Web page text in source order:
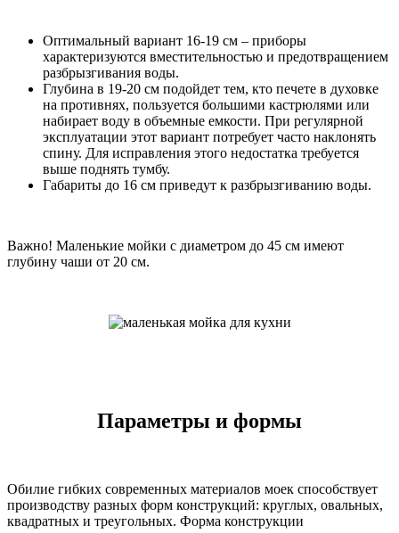
Оптимальный вариант 16-19 см – приборы
характеризуются вместительностью и предотвращением
разбрызгивания воды.
Глубина в 19-20 см подойдет тем, кто печете в духовке
на противнях, пользуется большими кастрюлями или
набирает воду в объемные емкости. При регулярной
эксплуатации этот вариант потребует часто наклонять
спину. Для исправления этого недостатка требуется
выше поднять тумбу.
Габариты до 16 см приведут к разбрызгиванию воды.
Важно! Маленькие мойки с диаметром до 45 см имеют
глубину чаши от 20 см.
Параметры и формы
Обилие гибких современных материалов моек способствует
производству разных форм конструкций: круглых, овальных,
квадратных и треугольных. Форма конструкции